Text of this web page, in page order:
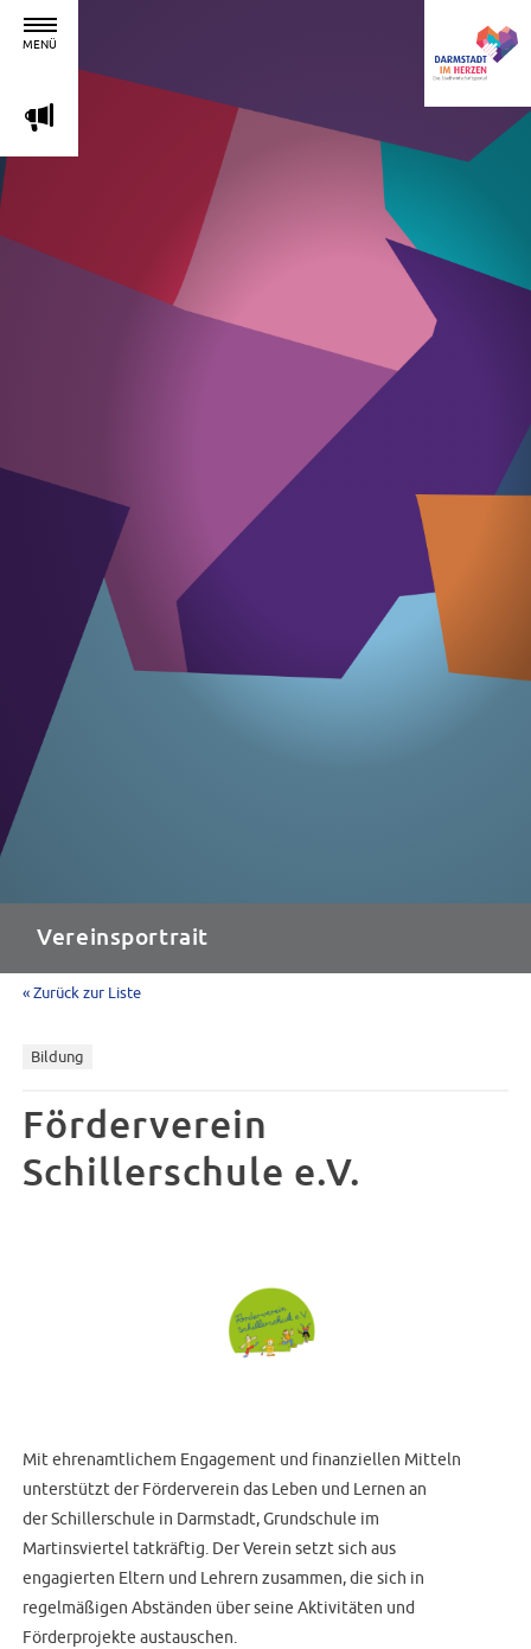
MENÜ
m
Vereinsportrait
« Zurück zur Liste
Bildung
Förderverein
Schillerschule e.V.
Mit ehrenamtlichem Engagement und finanziellen Mitteln
unterstützt der Förderverein das Leben und Lernen an
der Schillerschule in Darmstadt, Grundschule im
Martinsviertel tatkräftig. Der Verein setzt sich aus
engagierten Eltern und Lehrern zusammen, die sich in
regelmäßigen Abständen über seine Aktivitäten und
Förderprojekte austauschen.